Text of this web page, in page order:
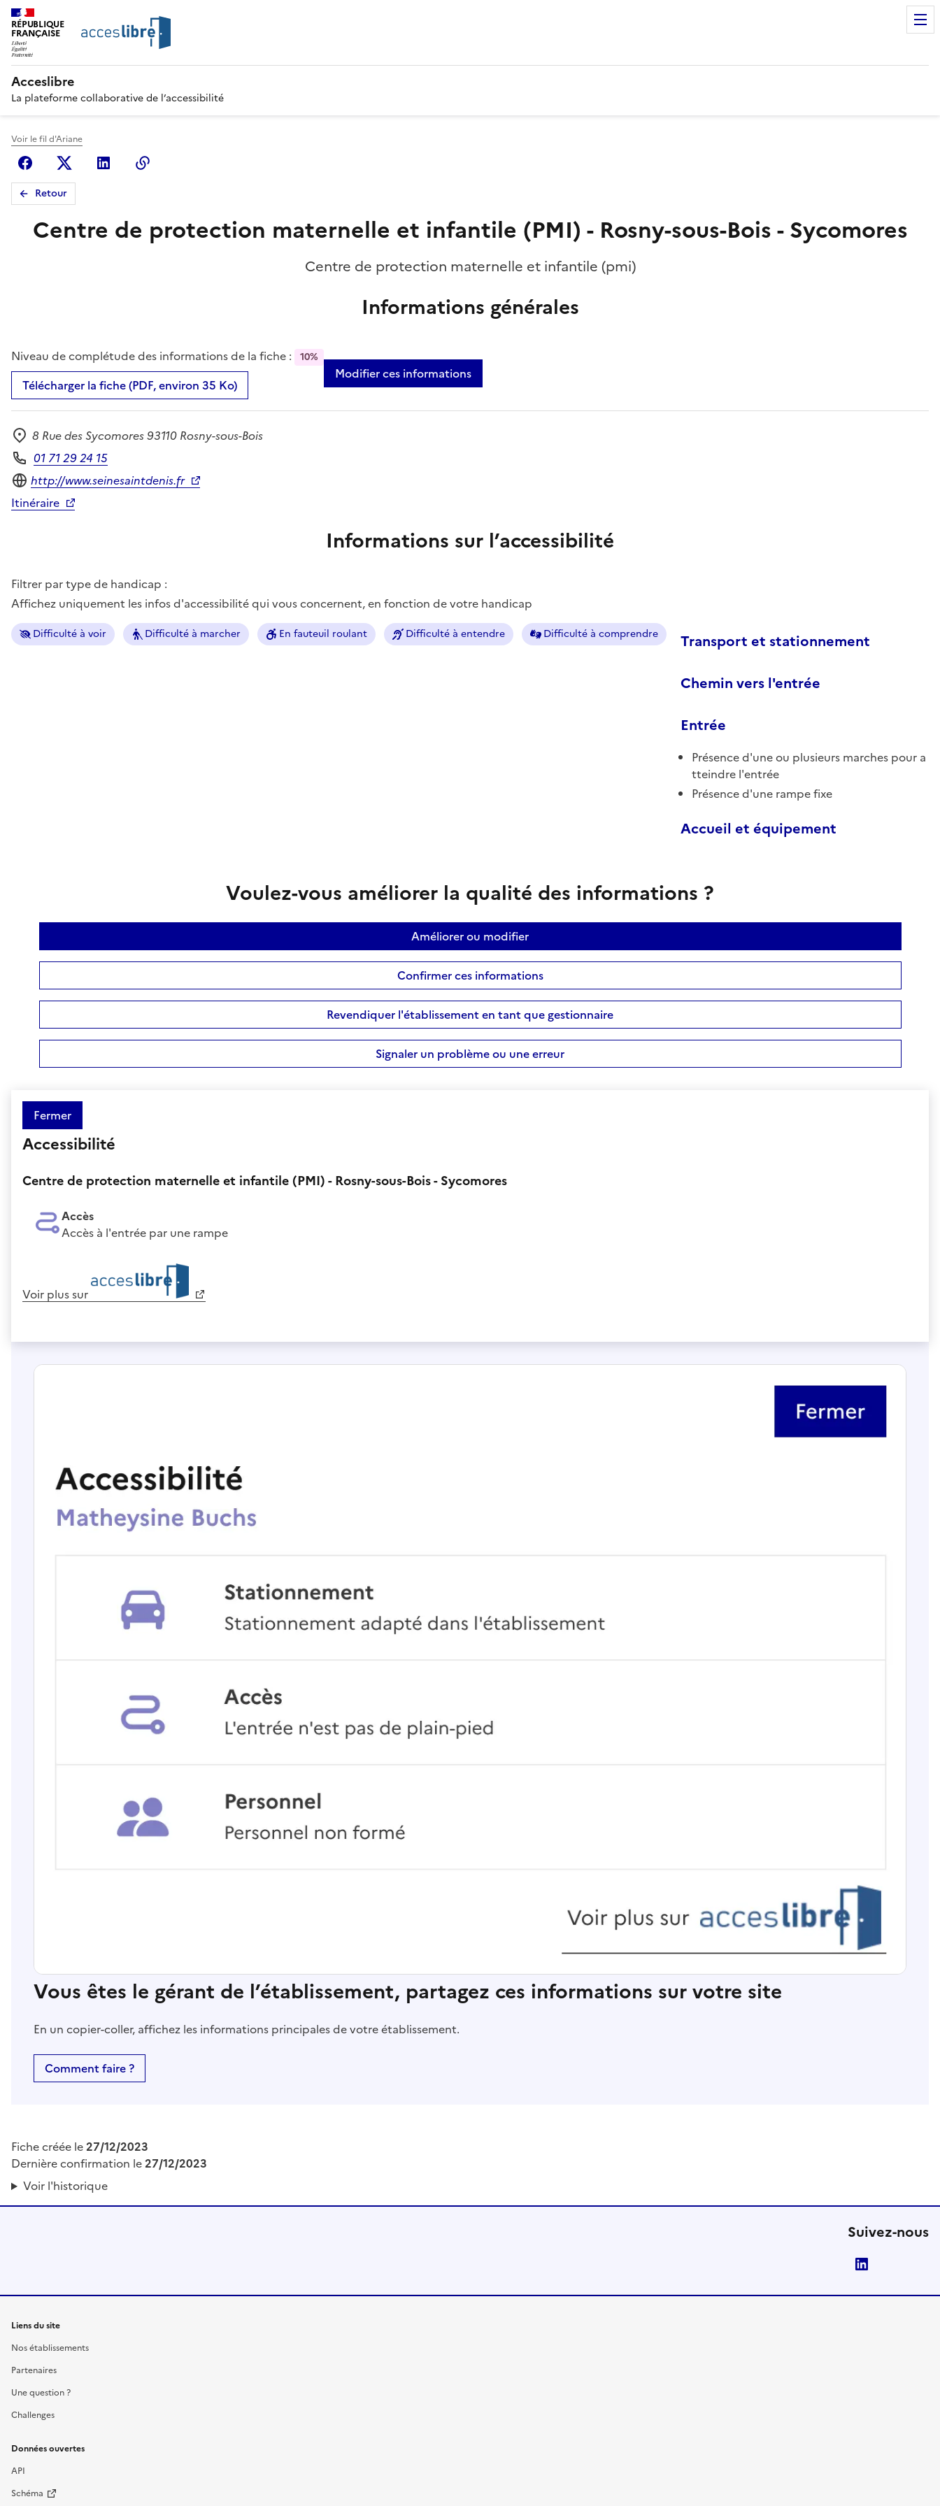
RÉPUBLIQUE
FRANÇAISE
Acceslibre
La plateforme collaborative de l’accessibilité
Voir le fil d'Ariane
FacebookX (anciennement Twitter)
Linkedin
Retour
Centre de protection maternelle et infantile (PMI) - Rosny-sous-Bois - Sycomores
Centre de protection maternelle et infantile (pmi)
Informations générales
Niveau de complétude des informations de la fiche : 10%
Télécharger la fiche (PDF, environ 35 Ko)
Modifier ces informations
Adresse
8 Rue des Sycomores 93110 Rosny-sous-Bois
Téléphone
01 71 29 24 15
Site internet
http://www.seinesaintdenis.fr
Itinéraire
Informations sur l’accessibilité
Filtrer par type de handicap :
Affichez uniquement les infos d'accessibilité qui vous concernent, en fonction de votre handicap
Difficulté à voir Difficulté à marcher En fauteuil roulant Difficulté à entendre Difficulté à comprendre
Transport et stationnement
Chemin vers l'entrée
Entrée
Présence d'une ou plusieurs marches pour a
tteindre l'entrée
Présence d'une rampe fixe
Accueil et équipement
Voulez-vous améliorer la qualité des informations ?
Améliorer ou modifier
Confirmer ces informations
Revendiquer l'établissement en tant que gestionnaire
Signaler un problème ou une erreur
Fermer
Accessibilité
Centre de protection maternelle et infantile (PMI) - Rosny-sous-Bois - Sycomores
Accès
Accès à l'entrée par une rampe
Voir plus sur
Vous êtes le gérant de l’établissement, partagez ces informations sur votre site
En un copier-coller, affichez les informations principales de votre établissement.
Comment faire ?
Fiche créée le27/12/2023
Dernière confirmation le27/12/2023
Voir l'historique
Suivez-nous
Liens du site
Nos établissements
Partenaires
Une question ?
Challenges
Données ouvertes
API
Schéma